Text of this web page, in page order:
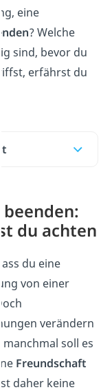
eine
? Welche
sind, bevor du
erfährst du
beenden:
du achten
du eine
von einer
verändern
manchmal soll es
Freundschaft
daher keine